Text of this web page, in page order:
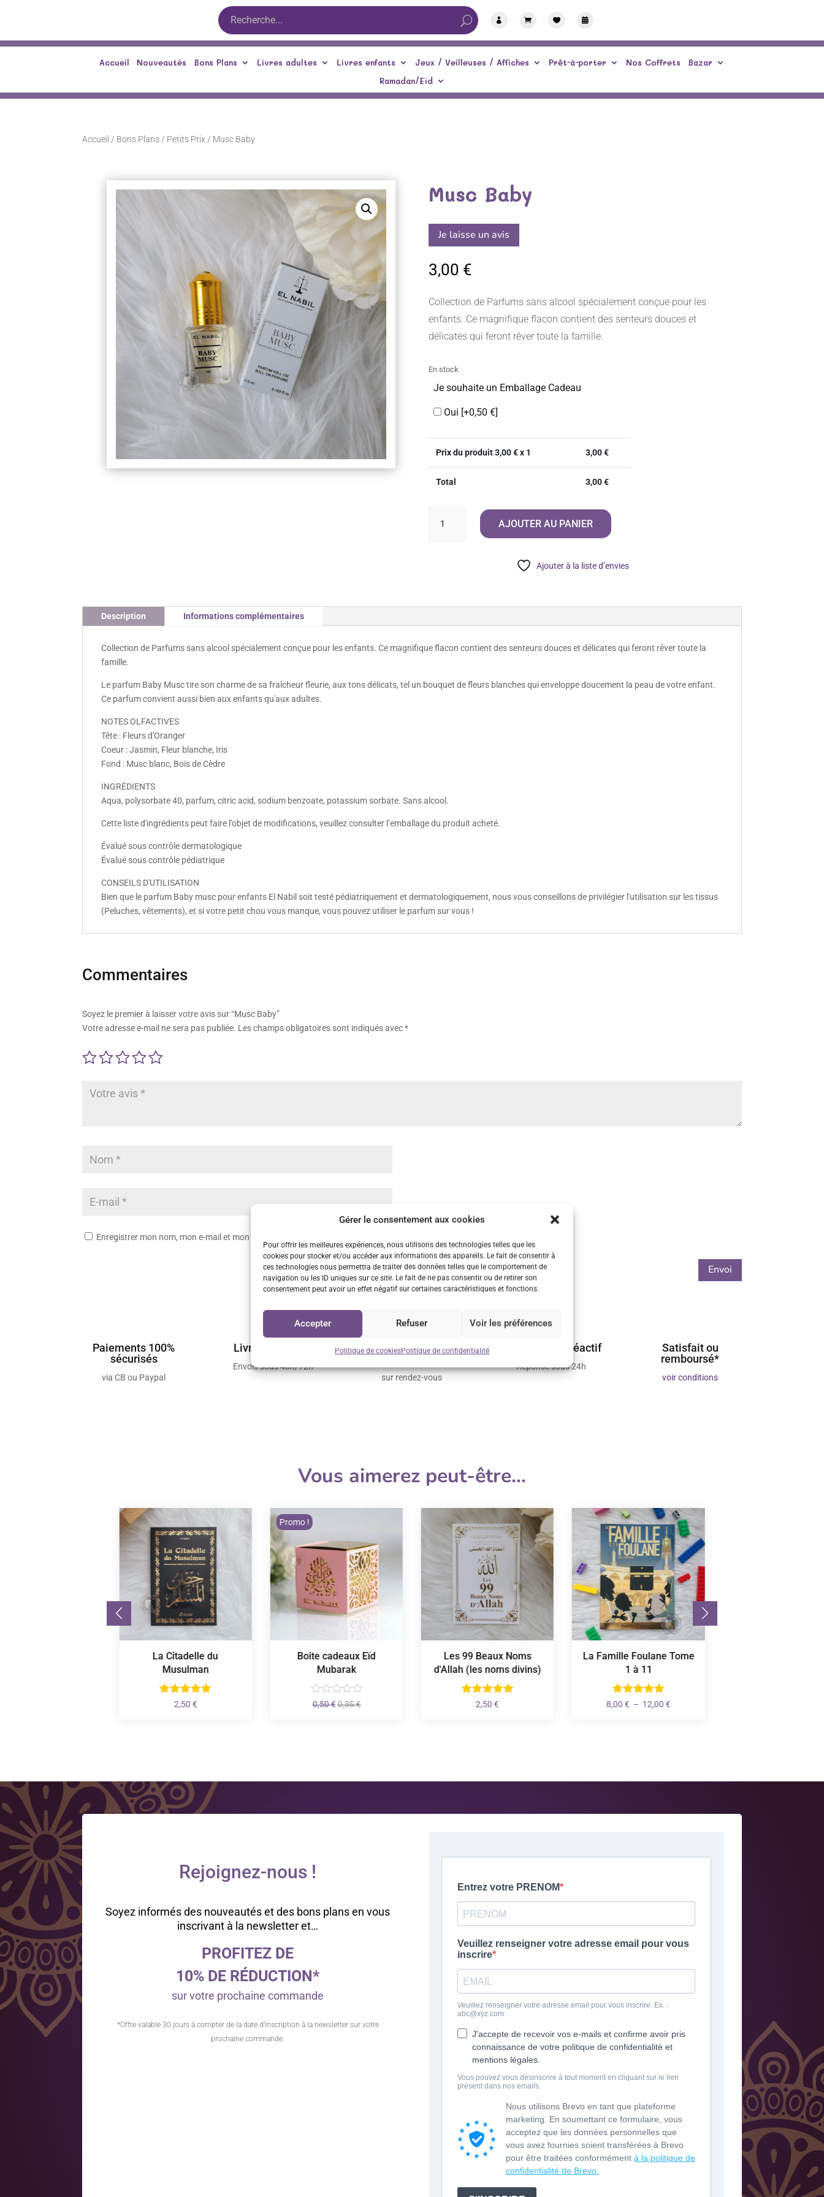
Gérer le consentement aux cookies
Pour offrir les meilleures expériences, nous utilisons des technologies telles que les
cookies pour stocker et/ou accéder aux informations des appareils. Le fait de consentir à
ces technologies nous permettra de traiter des données telles que le comportement de
navigation ou les ID uniques sur ce site. Le fait de ne pas consentir ou de retirer son
consentement peut avoir un effet négatif sur certaines caractéristiques et fonctions.
Accepter Refuser Voir les préférences
Politique de cookiesPolitique de confidentialité
   
Accueil Nouveautés Bons Plans Livres adultes Livres enfants Jeux / Veilleuses / Affiches Prêt-à-porter Nos Coffrets
Bazar
Ramadan/Eïd
Accueil / Bons Plans / Petits Prix / Musc Baby
Musc Baby
Je laisse un avis
3,00 €
Collection de Parfums sans alcool spécialement conçue pour les
enfants. Ce magnifique flacon contient des senteurs douces et
délicates qui feront rêver toute la famille.
En stock
Je souhaite un Emballage Cadeau
Oui [+0,50 €]
Prix du produit3,00€ x 1 3,00€
Total 3,00€
AJOUTER AU PANIER
Ajouter à la liste d’envies
Description Informations complémentaires
Collection de Parfums sans alcool spécialement conçue pour les enfants. Ce magnifique flacon contient des senteurs douces et délicates qui feront rêver toute la
famille.
Le parfum Baby Musc tire son charme de sa fraîcheur fleurie, aux tons délicats, tel un bouquet de fleurs blanches qui enveloppe doucement la peau de votre enfant.
Ce parfum convient aussi bien aux enfants qu'aux adultes.
NOTES OLFACTIVES
Tête : Fleurs d'Oranger
Coeur : Jasmin, Fleur blanche, Iris
Fond : Musc blanc, Bois de Cèdre
INGRÉDIENTS
Aqua, polysorbate 40, parfum, citric acid, sodium benzoate, potassium sorbate. Sans alcool.
Cette liste d'ingrédients peut faire l’objet de modifications, veuillez consulter l’emballage du produit acheté.
Évalué sous contrôle dermatologique
Évalué sous contrôle pédiatrique
CONSEILS D'UTILISATION
Bien que le parfum Baby musc pour enfants El Nabil soit testé pédiatriquement et dermatologiquement, nous vous conseillons de privilégier l'utilisation sur les tissus
(Peluches, vêtements), et si votre petit chou vous manque, vous pouvez utiliser le parfum sur vous !
Commentaires
Soyez le premier à laisser votre avis sur “Musc Baby”
Votre adresse e-mail ne sera pas publiée. Les champs obligatoires sont indiqués avec*
Enregistrer mon nom, mon e-mail et mon site dans le navigateur pour mon prochain commentaire.
Envoi
Paiements 100%
sécurisés
via CB ou Paypal
Livraison rapide
Envois sous 48h/72h
Retrait GRATUIT sur
Vénissieux
sur rendez-vous
Service client réactif
Réponse sous 24h
Satisfait ou
remboursé*
voir conditions
Vous aimerez peut-être…
La Citadelle du
Musulman
2,50 €
Promo !
Boite cadeaux Eïd
Mubarak
0,50€Le
0,35€Le
Les 99 Beaux Noms
d'Allah (les noms divins)
2,50€
La Famille Foulane Tome
1 à 11
8,00 € – 12,00 €Plage
Rejoignez-nous !
Soyez informés des nouveautés et des bons plans en vous
inscrivant à la newsletter et…
PROFITEZ DE
10% DE RÉDUCTION*
sur votre prochaine commande
*Offre valable 30 jours à compter de la date d’inscription à la newsletter sur votre
prochaine commande.